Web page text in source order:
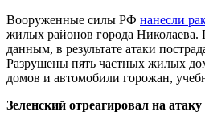
Вооруженные силы РФ нанесли
жилых районов города Николаева.
данным, в результате атаки
Разрушены пять частных жилых
домов и автомобили горожан,
Зеленский отреагировал на